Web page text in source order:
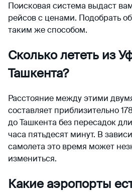
Поисковая система выдаст
рейсов с ценами. Подобрать
таким же способом.
Сколько лететь из
Ташкента?
Расстояние между этими
составляет приблизительно
до Ташкента без пересадок
часа пятьдесят минут. В
самолета это время может
измениться.
Какие аэропорты